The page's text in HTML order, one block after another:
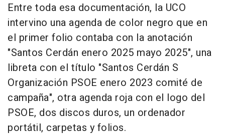
Entre toda esa documentación, la UCO
intervino una agenda de color negro que en
el primer folio contaba con la anotación
"Santos Cerdán enero 2025 mayo 2025", una
libreta con el título "Santos Cerdán S
Organización PSOE enero 2023 comité de
campaña", otra agenda roja con el logo del
PSOE, dos discos duros, un ordenador
portátil, carpetas y folios.